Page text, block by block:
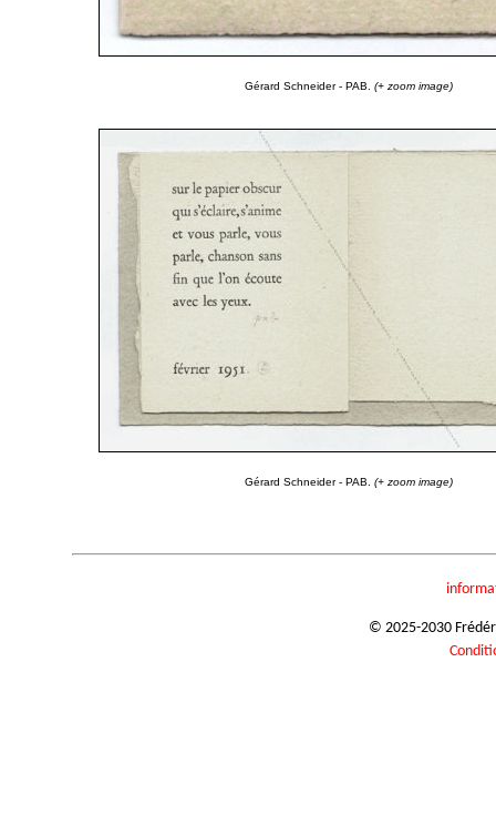
Gérard Schneider - PAB. (+ zoom image)
Gérard Schneider - PAB. (+ zoom image)
© 2025-2030